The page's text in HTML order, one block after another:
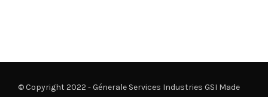
© Copyright 2022 - Génerale Services Industries GSI Made